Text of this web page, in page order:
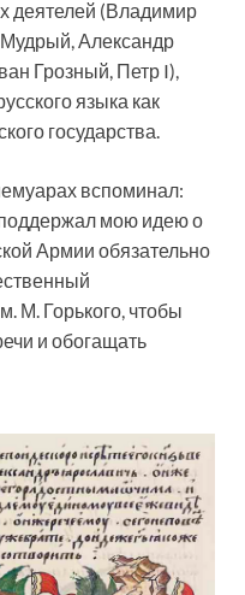
деятелей (Владимир
Александр
Грозный, Петр I),
языка как
государства.
вспоминал:
мою идею о
Армии обязательно
М. Горького, чтобы
и обогащать